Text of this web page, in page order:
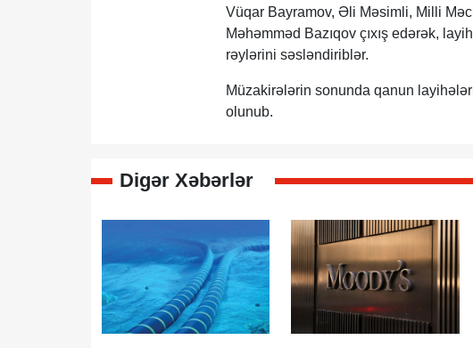
Vüqar Bayramov, Əli Məsimli, Milli
Məhəmməd Bazıqov çıxış edərək,
rəylərini səsləndiriblər.
Müzakirələrin sonunda qanun
olunub.
Digər Xəbərlər